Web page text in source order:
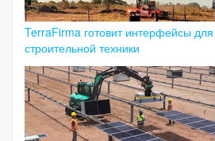
TerraFirma готовит интерфейсы
строительной техники